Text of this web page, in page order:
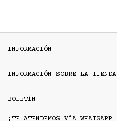
INFORMACIÓN
INFORMACIÓN SOBRE LA TIENDA
BOLETÍN
¡TE ATENDEMOS VÍA WHATSAPP!